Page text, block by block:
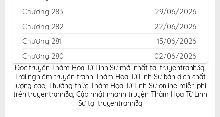
Chương 283
29/06/2026
Chương 282
22/06/2026
Chương 281
15/06/2026
Chương 280
02/06/2026
Chương 279
02/06/2026
Chương 278
26/05/2026
Chương 277
26/05/2026
Đọc truyện Thảm Họa Tử Linh Sư mới nhất tại truyentranh3q,
Trải nghiệm truyện tranh Thảm Họa Tử Linh Sư bản dịch chất
lượng cao, Thưởng thức Thảm Họa Tử Linh Sư online miễn phí
trên truyentranh3q, Cập nhật nhanh truyện Thảm Họa Tử Linh
Sư tại truyentranh3q